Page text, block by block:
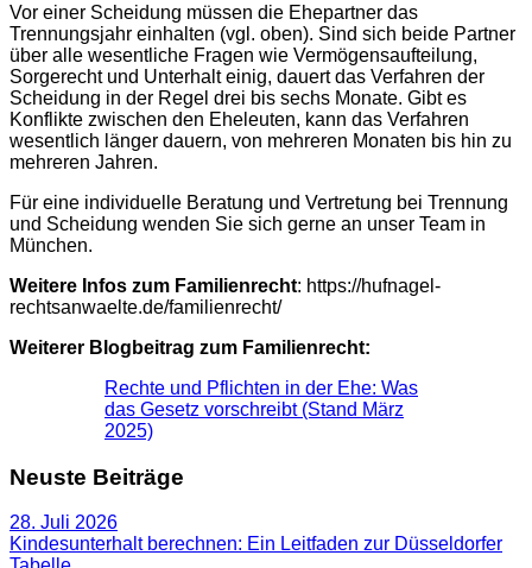
Vor einer Scheidung müssen die Ehepartner das
Trennungsjahr einhalten (vgl. oben). Sind sich beide Partner
über alle wesentliche Fragen wie Vermögensaufteilung,
Sorgerecht und Unterhalt einig, dauert das Verfahren der
Scheidung in der Regel drei bis sechs Monate. Gibt es
Konflikte zwischen den Eheleuten, kann das Verfahren
wesentlich länger dauern, von mehreren Monaten bis hin zu
mehreren Jahren.
Für eine individuelle Beratung und Vertretung bei Trennung
und Scheidung wenden Sie sich gerne an unser Team in
München.
Weitere Infos zum Familienrecht: https://hufnagel-
rechtsanwaelte.de/familienrecht/
Weiterer Blogbeitrag zum Familienrecht:
Rechte und Pflichten in der Ehe: Was
das Gesetz vorschreibt (Stand März
2025)
Neuste Beiträge
28. Juli 2026
Kindesunterhalt berechnen: Ein Leitfaden zur Düsseldorfer